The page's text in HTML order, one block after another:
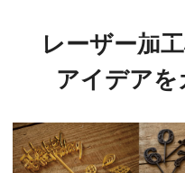
レーザー加
アイデア